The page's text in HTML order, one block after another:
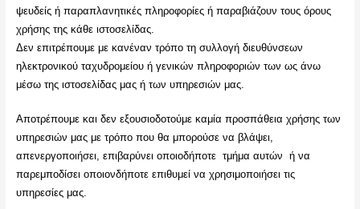
ψευδείς ή παραπλανητικές πληροφορίες ή παραβιάζουν τους όρους
χρήσης της κάθε ιστοσελίδας.
Δεν επιτρέπουμε με κανέναν τρόπο τη συλλογή διευθύνσεων
ηλεκτρονικού ταχυδρομείου ή γενικών πληροφοριών των ως άνω
μέσω της ιστοσελίδας μας ή των υπηρεσιών μας.
Αποτρέπουμε και δεν εξουσιοδοτούμε καμία προσπάθεια χρήσης των
υπηρεσιών μας με τρόπο που θα μπορούσε να βλάψει,
απενεργοποιήσει, επιβαρύνει οποιοδήποτε τμήμα αυτών ή να
παρεμποδίσει οποιονδήποτε επιθυμεί να χρησιμοποιήσει τις
υπηρεσίες μας.